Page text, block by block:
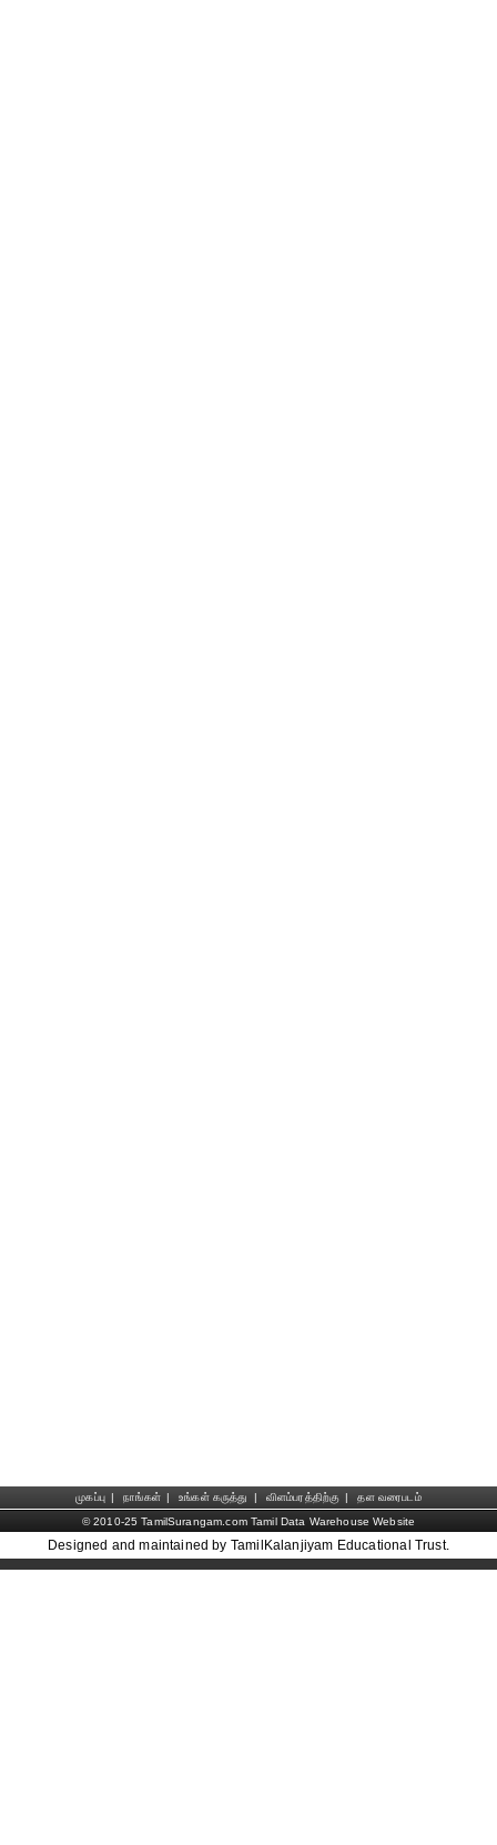
முகப்பு | நாங்கள் | உங்கள் கருத்து | விளம்பரத்திற்கு |
தள வரைபடம்
© 2010-25 TamilSurangam.com Tamil Data Warehouse Website
Designed and maintained by TamilKalanjiyam Educational Trust.